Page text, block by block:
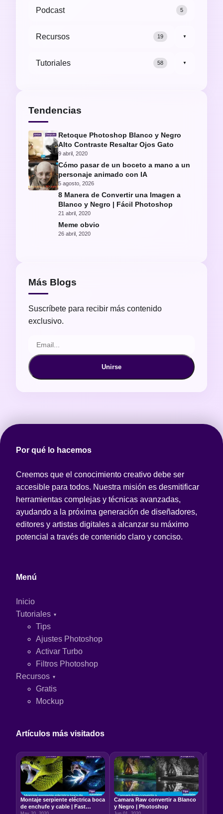
Podcast 5
Recursos 19 ▼
Tutoriales 58 ▼
Tendencias
Retoque Photoshop Blanco y Negro
Alto Contraste Resaltar Ojos Gato
9 abril, 2020
Cómo pasar de un boceto a mano a un
personaje animado con IA
5 agosto, 2026
8 Manera de Convertir una Imagen a
Blanco y Negro | Fácil Photoshop
21 abril, 2020
Meme obvio
26 abril, 2020
Más Blogs
Suscríbete para recibir más contenido
exclusivo.
Unirse
Por qué lo hacemos
Creemos que el conocimiento creativo debe ser
accesible para todos. Nuestra misión es desmitificar
herramientas complejas y técnicas avanzadas,
ayudando a la próxima generación de diseñadores,
editores y artistas digitales a alcanzar su máximo
potencial a través de contenido claro y conciso.
Menú
Inicio
Tutoriales
Tips
Ajustes Photoshop
Activar Turbo
Filtros Photoshop
Recursos
Gratis
Mockup
Artículos más visitados
Montaje serpiente eléctrica boca
de enchufe y cable | Fast
Camara Raw convertir a Blanco
y Negro | Photoshop